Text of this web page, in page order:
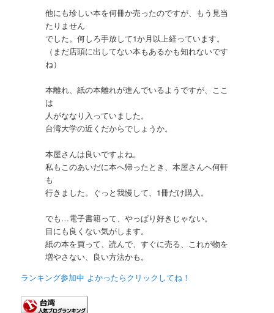
他にも珍しい本を何冊か売ったのですが、もう見当
たりません
でした。何しろ手放して1か月以上経っています。
（まだ店頭に出してない本もあるかも知れないです
ね）
本離れ、紙の本離れが進んでいるようですが、ここ
は
人がななり入っていました。
台湾大学の近くだからでしょうか。
本屋さんは良いですよね。
私もこのあいだに本へ帰ったとき、本屋さんへ何軒
も
行きました。ぐっと我慢して、1冊だけ購入。
でも…電子書籍って、やっぱり好きじゃない。
目にも良くない気がします。
紙の本を買って、読んで、すぐに売る、これが物を
増やさない、良い方法かも。
ランキング参加中 よかったらクリックしてね！